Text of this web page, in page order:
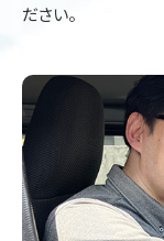
ださい。